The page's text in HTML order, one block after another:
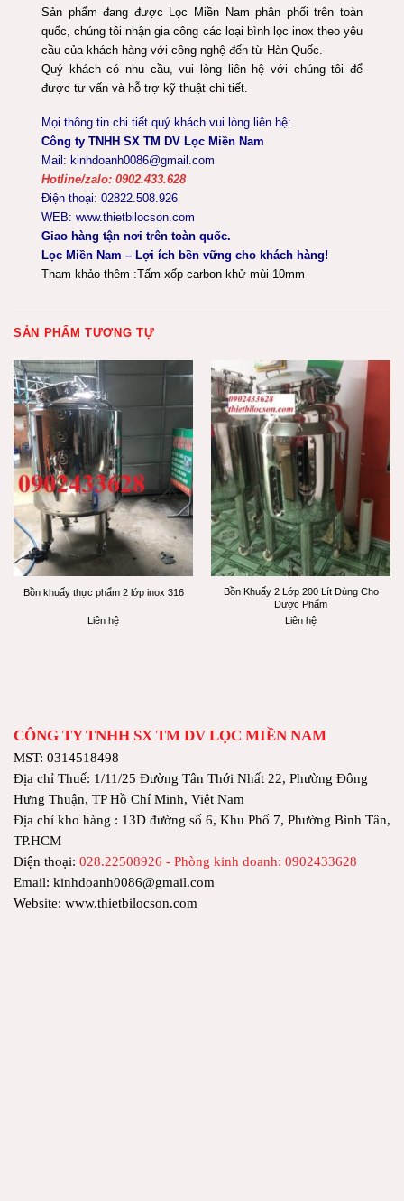
Sản phẩm đang được Lọc Miền Nam phân phối trên toàn
quốc, chúng tôi nhận gia công các loại bình lọc inox theo yêu
cầu của khách hàng với công nghệ đến từ Hàn Quốc.
Quý khách có nhu cầu, vui lòng liên hệ với chúng tôi để
được tư vấn và hỗ trợ kỹ thuật chi tiết.
Mọi thông tin chi tiết quý khách vui lòng liên hệ:
Công ty TNHH SX TM DV Lọc Miền Nam
Mail: kinhdoanh0086@gmail.com
Hotline/zalo: 0902.433.628
Điện thoại: 02822.508.926
WEB: www.thietbilocson.com
Giao hàng tận nơi trên toàn quốc.
Lọc Miền Nam – Lợi ích bền vững cho khách hàng!
Tham khảo thêm :Tấm xốp carbon khử mùi 10mm
SẢN PHẨM TƯƠNG TỰ
Bồn khuấy thực phẩm 2 lớp inox 316
Liên hệ
Bồn Khuấy 2 Lớp 200 Lít Dùng Cho
Dược Phẩm
Liên hệ
CÔNG TY TNHH SX TM DV LỌC MIỀN NAM
MST: 0314518498
Địa chỉ Thuế: 1/11/25 Đường Tân Thới Nhất 22, Phường Đông
Hưng Thuận, TP Hồ Chí Minh, Việt Nam
Địa chỉ kho hàng : 13D đường số 6, Khu Phố 7, Phường Bình Tân,
TP.HCM
Điện thoại: 028.22508926 - Phòng kinh doanh: 0902433628
Email: kinhdoanh0086@gmail.com
Website: www.thietbilocson.com